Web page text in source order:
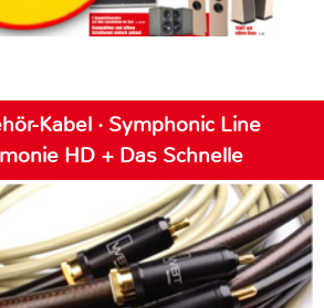
Kabel · Symphonic Line
HD + Das Schnelle